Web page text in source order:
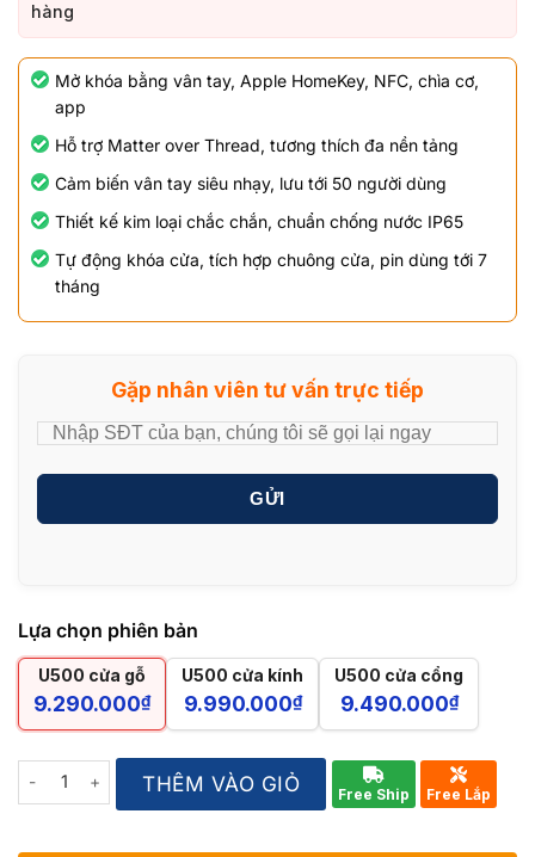
hàng
Mở khóa bằng vân tay, Apple HomeKey, NFC, chìa cơ,
app
Hỗ trợ Matter over Thread, tương thích đa nền tảng
Cảm biến vân tay siêu nhạy, lưu tới 50 người dùng
Thiết kế kim loại chắc chắn, chuẩn chống nước IP65
Tự động khóa cửa, tích hợp chuông cửa, pin dùng tới 7
tháng
Gặp nhân viên tư vấn trực tiếp
GỬI
Lựa chọn phiên bản
U500 cửa gỗ
9.290.000₫
U500 cửa kính
9.990.000₫
U500 cửa cổng
9.490.000₫
Quantity THÊM VÀO GIỎ Free Ship Free Lắp